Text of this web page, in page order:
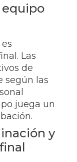
equipo
Las
de
según las
juega un
y